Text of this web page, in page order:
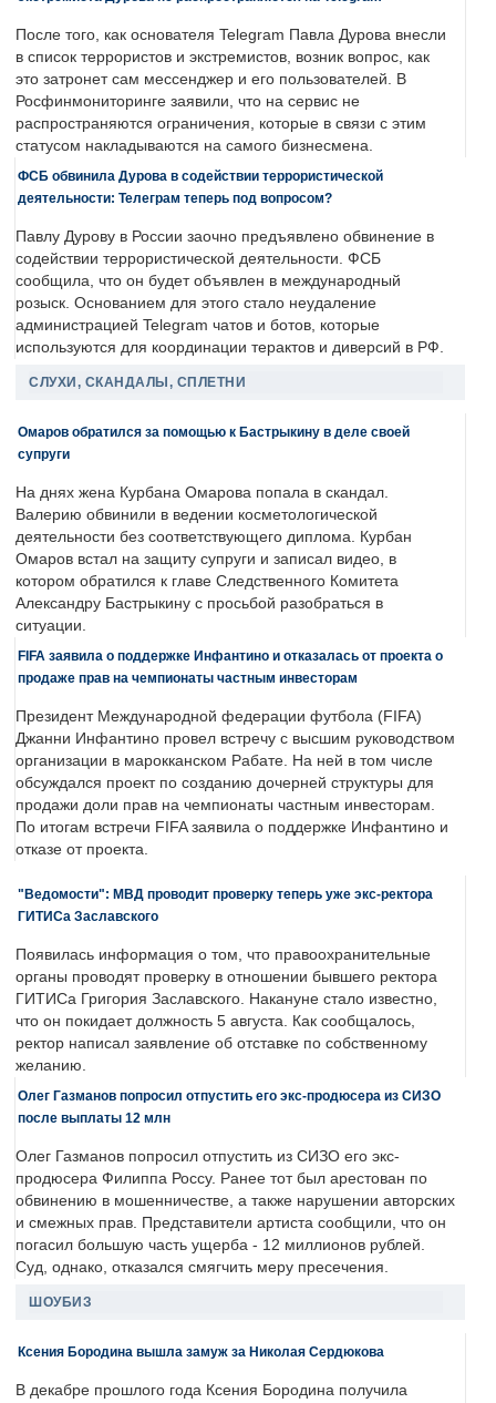
После того, как основателя Telegram Павла Дурова внесли
в список террористов и экстремистов, возник вопрос, как
это затронет сам мессенджер и его пользователей. В
Росфинмониторинге заявили, что на сервис не
распространяются ограничения, которые в связи с этим
статусом накладываются на самого бизнесмена.
ФСБ обвинила Дурова в содействии террористической
деятельности: Телеграм теперь под вопросом?
Павлу Дурову в России заочно предъявлено обвинение в
содействии террористической деятельности. ФСБ
сообщила, что он будет объявлен в международный
розыск. Основанием для этого стало неудаление
администрацией Telegram чатов и ботов, которые
используются для координации терактов и диверсий в РФ.
СЛУХИ, СКАНДАЛЫ, СПЛЕТНИ
Омаров обратился за помощью к Бастрыкину в деле своей
супруги
На днях жена Курбана Омарова попала в скандал.
Валерию обвинили в ведении косметологической
деятельности без соответствующего диплома. Курбан
Омаров встал на защиту супруги и записал видео, в
котором обратился к главе Следственного Комитета
Александру Бастрыкину с просьбой разобраться в
ситуации.
FIFA заявила о поддержке Инфантино и отказалась от проекта о
продаже прав на чемпионаты частным инвесторам
Президент Международной федерации футбола (FIFA)
Джанни Инфантино провел встречу с высшим руководством
организации в марокканском Рабате. На ней в том числе
обсуждался проект по созданию дочерней структуры для
продажи доли прав на чемпионаты частным инвесторам.
По итогам встречи FIFA заявила о поддержке Инфантино и
отказе от проекта.
"Ведомости": МВД проводит проверку теперь уже экс-ректора
ГИТИСа Заславского
Появилась информация о том, что правоохранительные
органы проводят проверку в отношении бывшего ректора
ГИТИСа Григория Заславского. Накануне стало известно,
что он покидает должность 5 августа. Как сообщалось,
ректор написал заявление об отставке по собственному
желанию.
Олег Газманов попросил отпустить его экс-продюсера из СИЗО
после выплаты 12 млн
Олег Газманов попросил отпустить из СИЗО его экс-
продюсера Филиппа Россу. Ранее тот был арестован по
обвинению в мошенничестве, а также нарушении авторских
и смежных прав. Представители артиста сообщили, что он
погасил большую часть ущерба - 12 миллионов рублей.
Суд, однако, отказался смягчить меру пресечения.
ШОУБИЗ
Ксения Бородина вышла замуж за Николая Сердюкова
В декабре прошлого года Ксения Бородина получила